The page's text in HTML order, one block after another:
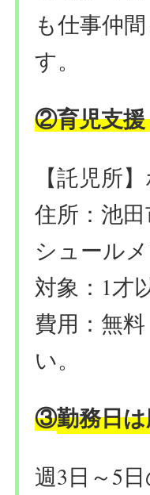
も仕事仲
す。
②育児支
【託児所
住所：池
シュール
対象：1才
費用：無料
い。
③勤務日
週3日～5